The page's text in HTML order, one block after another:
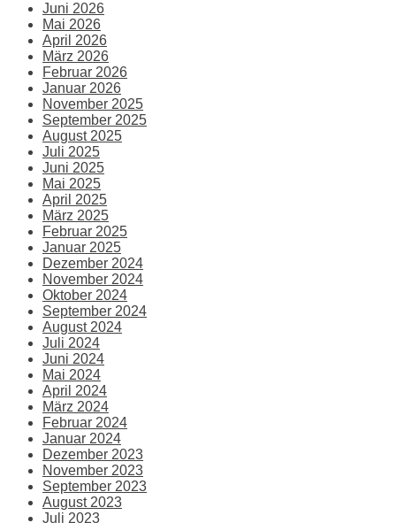
Juni 2026
Mai 2026
April 2026
März 2026
Februar 2026
Januar 2026
November 2025
September 2025
August 2025
Juli 2025
Juni 2025
Mai 2025
April 2025
März 2025
Februar 2025
Januar 2025
Dezember 2024
November 2024
Oktober 2024
September 2024
August 2024
Juli 2024
Juni 2024
Mai 2024
April 2024
März 2024
Februar 2024
Januar 2024
Dezember 2023
November 2023
September 2023
August 2023
Juli 2023